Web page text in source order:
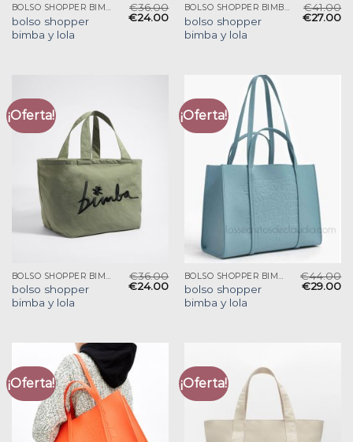
BOLSO SHOPPER BIMBA Y LOLA
bolso shopper
bimba y lola
€36.00
€24.00
BOLSO SHOPPER BIMBA Y LOLA
bolso shopper
bimba y lola
€41.00
€27.00
¡Oferta!
BOLSO SHOPPER BIMBA Y LOLA
bolso shopper
bimba y lola
€36.00
€24.00
¡Oferta!
BOLSO SHOPPER BIMBA Y LOLA
bolso shopper
bimba y lola
€44.00
€29.00
¡Oferta! ¡Oferta!